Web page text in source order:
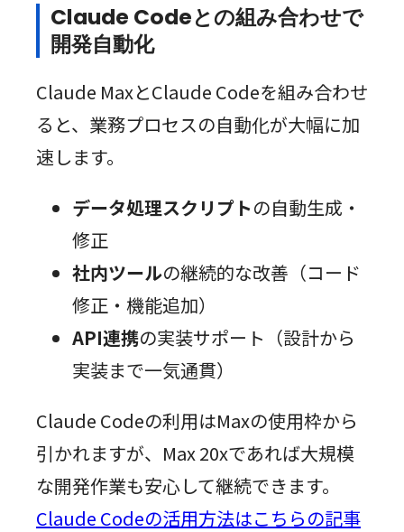
Claude Codeとの組み合わせで
開発自動化
Claude MaxとClaude Codeを組み合わせ
ると、業務プロセスの自動化が大幅に加
速します。
データ処理スクリプトの自動生成・
修正
社内ツールの継続的な改善（コード
修正・機能追加）
API連携の実装サポート（設計から
実装まで一気通貫）
Claude Codeの利用はMaxの使用枠から
引かれますが、Max 20xであれば大規模
な開発作業も安心して継続できます。
Claude Codeの活用方法はこちらの記事